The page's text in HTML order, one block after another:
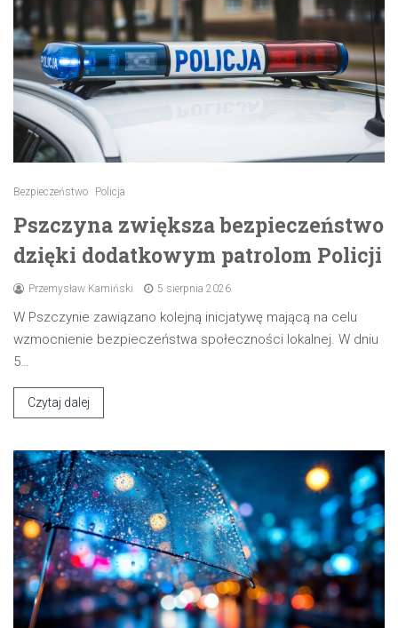
Bezpieczeństwo Policja
Pszczyna zwiększa bezpieczeństwo
dzięki dodatkowym patrolom Policji
Przemysław Kamiński 5 sierpnia 2026
W Pszczynie zawiązano kolejną inicjatywę mającą na celu
wzmocnienie bezpieczeństwa społeczności lokalnej. W dniu
5…
Czytaj dalej